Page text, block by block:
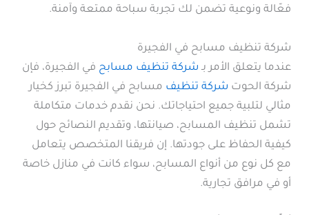
فعّالة ونوعية تضمن لك تجربة سباحة ممتعة وآمنة.
شركة تنظيف مسابح في الفجيرة
عندما يتعلق الأمر بـ شركة تنظيف مسابح في الفجيرة، فإن
شركة الحوت شركة تنظيف مسابح في الفجيرة تبرز كخيار
مثالي لتلبية جميع احتياجاتك. نحن نقدم خدمات متكاملة
تشمل تنظيف المسابح، صيانتها، وتقديم النصائح حول
كيفية الحفاظ على جودتها. إن فريقنا المتخصص يتعامل
مع كل نوع من أنواع المسابح، سواء كانت في منازل خاصة
أو في مرافق تجارية.